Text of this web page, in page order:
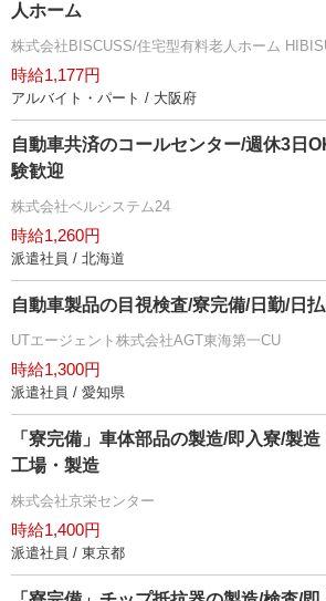
人ホーム
株式会社BISCUSS/住宅型有料老人ホーム
時給1,177円
アルバイト・パート / 大阪府
自動車共済のコールセンター/週休3日
験歓迎
株式会社ベルシステム24
時給1,260円
派遣社員 / 北海道
自動車製品の目視検査/寮完備/日勤/日
UTエージェント株式会社AGT東海第一CU
時給1,300円
派遣社員 / 愛知県
「寮完備」車体部品の製造/即入寮/製
工場・製造
株式会社京栄センター
時給1,400円
派遣社員 / 東京都